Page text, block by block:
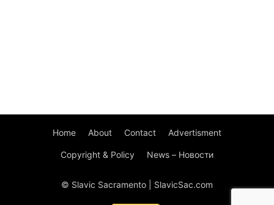
Home About Contact Advertisment
Copyright & Policy News – Новости
© Slavic Sacramento | SlavicSac.com